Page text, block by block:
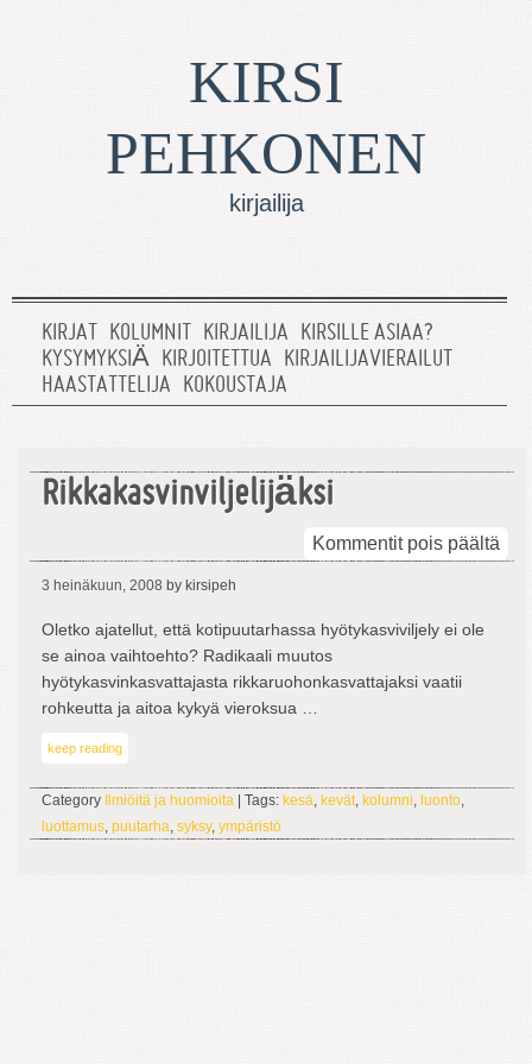
KIRSI
PEHKONEN
kirjailija
KIRJAT KOLUMNIT KIRJAILIJA KIRSILLE ASIAA?
KYSYMYKSIÄ KIRJOITETTUA KIRJAILIJAVIERAILUT
HAASTATTELIJA KOKOUSTAJA
Rikkakasvinviljelijäksi
Kommentit pois päältä
3 heinäkuun, 2008 by kirsipeh
Oletko ajatellut, että kotipuutarhassa hyötykasviviljely ei ole
se ainoa vaihtoehto? Radikaali muutos
hyötykasvinkasvattajasta rikkaruohonkasvattajaksi vaatii
rohkeutta ja aitoa kykyä vieroksua …
keep reading
Category Ilmiöitä ja huomioita | Tags: kesä, kevät, kolumni, luonto,
luottamus, puutarha, syksy, ympäristö